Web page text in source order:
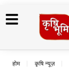
होम कृषि न्यूज़